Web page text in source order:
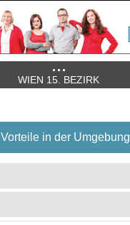
WIEN 15. BEZIRK
Vorteile in der Umgebung